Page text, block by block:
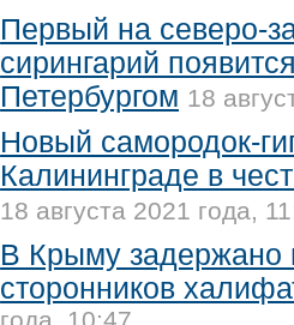
Первый на северо-
сирингарий
Петербургом 18
Новый самородок-
Калининграде в
18 августа 2021 года,
В Крыму задержано
сторонников